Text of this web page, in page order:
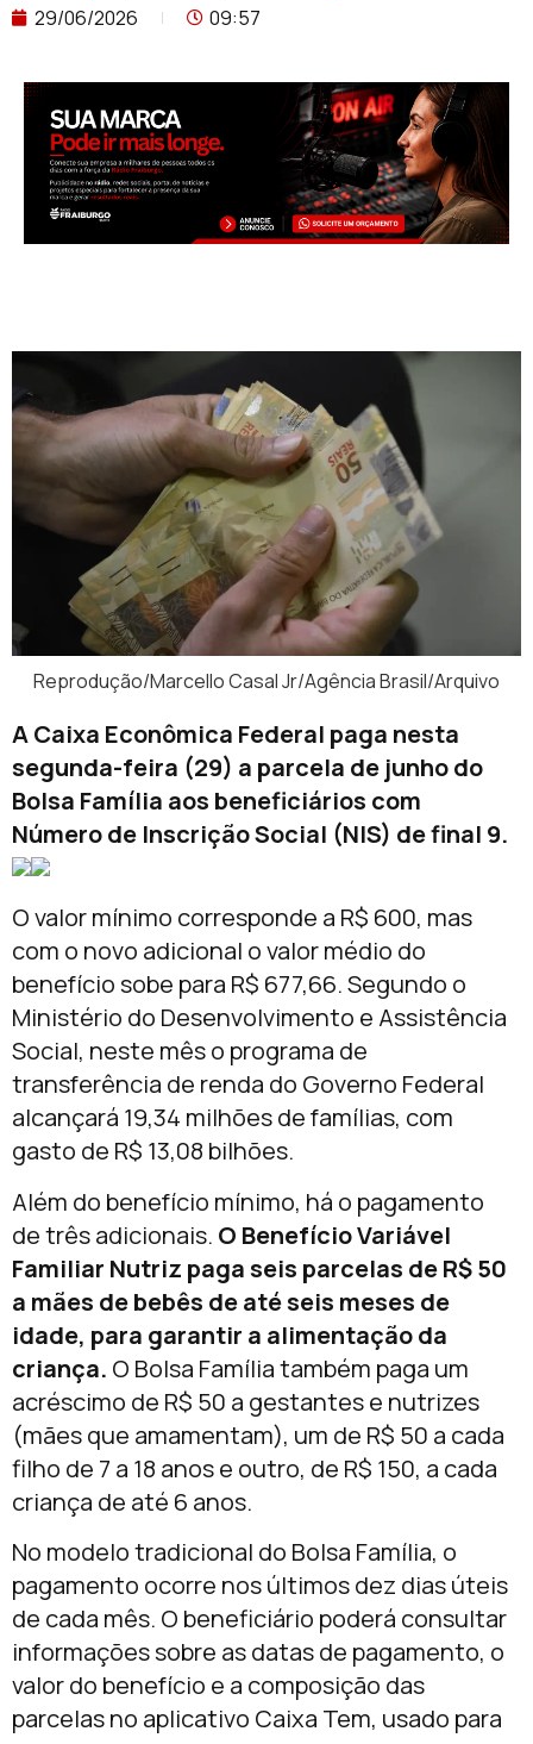
29/06/2026 09:57
Reprodução/Marcello Casal Jr/Agência Brasil/Arquivo
A Caixa Econômica Federal paga nesta
segunda-feira (29) a parcela de junho do
Bolsa Família aos beneficiários com
Número de Inscrição Social (NIS) de final 9.
O valor mínimo corresponde a R$ 600, mas
com o novo adicional o valor médio do
benefício sobe para R$ 677,66. Segundo o
Ministério do Desenvolvimento e Assistência
Social, neste mês o programa de
transferência de renda do Governo Federal
alcançará 19,34 milhões de famílias, com
gasto de R$ 13,08 bilhões.
Além do benefício mínimo, há o pagamento
de três adicionais. O Benefício Variável
Familiar Nutriz paga seis parcelas de R$ 50
a mães de bebês de até seis meses de
idade, para garantir a alimentação da
criança. O Bolsa Família também paga um
acréscimo de R$ 50 a gestantes e nutrizes
(mães que amamentam), um de R$ 50 a cada
filho de 7 a 18 anos e outro, de R$ 150, a cada
criança de até 6 anos.
No modelo tradicional do Bolsa Família, o
pagamento ocorre nos últimos dez dias úteis
de cada mês. O beneficiário poderá consultar
informações sobre as datas de pagamento, o
valor do benefício e a composição das
parcelas no aplicativo Caixa Tem, usado para